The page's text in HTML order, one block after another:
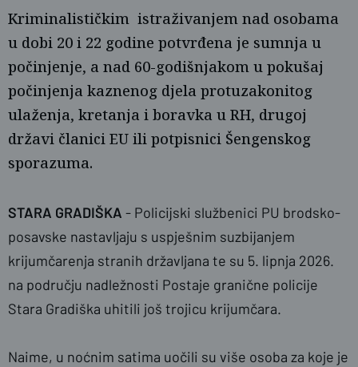
Ilustracija. Foto: pexels.com
Kriminalističkim istraživanjem nad osobama
u dobi 20 i 22 godine potvrđena je sumnja u
počinjenje, a nad 60-godišnjakom u pokušaj
počinjenja kaznenog djela protuzakonitog
ulaženja, kretanja i boravka u RH, drugoj
državi članici EU ili potpisnici Šengenskog
sporazuma.
STARA GRADIŠKA - Policijski službenici PU brodsko-
posavske nastavljaju s uspješnim suzbijanjem
krijumčarenja stranih državljana te su 5. lipnja 2026.
na području nadležnosti Postaje granične policije
Stara Gradiška uhitili još trojicu krijumčara.
Naime, u noćnim satima uočili su više osoba za koje je